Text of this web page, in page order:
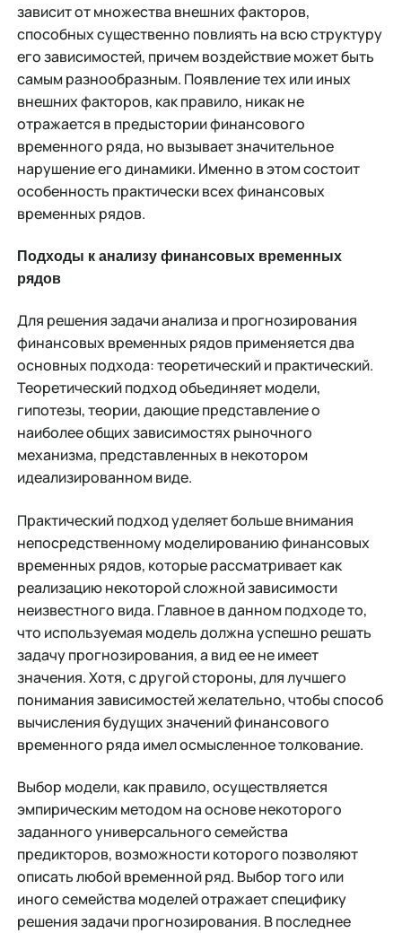
зависит от множества внешних факторов,
способных существенно повлиять на всю структуру
его зависимостей, причем воздействие может быть
самым разнообразным. Появление тех или иных
внешних факторов, как правило, никак не
отражается в предыстории финансового
временного ряда, но вызывает значительное
нарушение его динамики. Именно в этом состоит
особенность практически всех финансовых
временных рядов.
Подходы к анализу финансовых временных
рядов
Для решения задачи анализа и прогнозирования
финансовых временных рядов применяется два
основных подхода: теоретический и практический.
Теоретический подход объединяет модели,
гипотезы, теории, дающие представление о
наиболее общих зависимостях рыночного
механизма, представленных в некотором
идеализированном виде.
Практический подход уделяет больше внимания
непосредственному моделированию финансовых
временных рядов, которые рассматривает как
реализацию некоторой сложной зависимости
неизвестного вида. Главное в данном подходе то,
что используемая модель должна успешно решать
задачу прогнозирования, а вид ее не имеет
значения. Хотя, с другой стороны, для лучшего
понимания зависимостей желательно, чтобы способ
вычисления будущих значений финансового
временного ряда имел осмысленное толкование.
Выбор модели, как правило, осуществляется
эмпирическим методом на основе некоторого
заданного универсального семейства
предикторов, возможности которого позволяют
описать любой временной ряд. Выбор того или
иного семейства моделей отражает специфику
решения задачи прогнозирования. В последнее